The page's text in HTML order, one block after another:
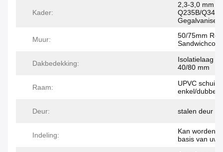
Kader:
2,3-3,0 mm
Q235B/
Muur:
50/75mm
Dakbedekking:
Isolatielaag
40/80 mm
Raam:
UPVC
enkel/dubbel
Deur: stalen deur
Indeling:
Kan worden
basis van uw